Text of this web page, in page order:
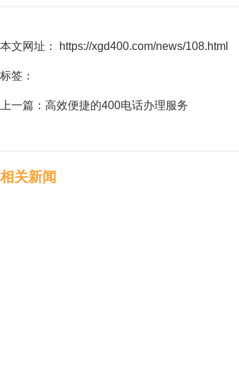
本文网址： https://xgd400.com/news/108.html
标签：
上一篇： 高效便捷的400电话办理服务
相关新闻